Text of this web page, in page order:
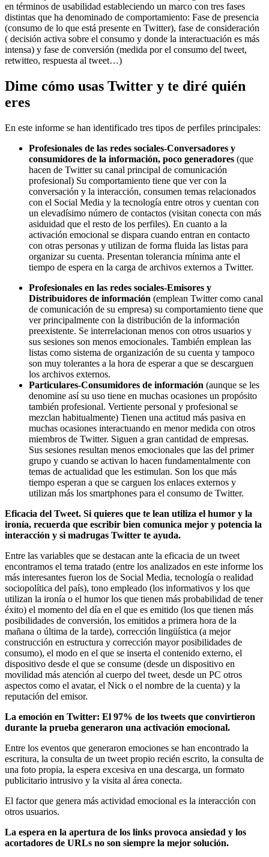
en términos de usabilidad estableciendo un marco con tres fases
distintas que ha denominado de comportamiento: Fase de presencia
(consumo de lo que está presente en Twitter), fase de consideración
( decisión activa sobre el consumo y donde la interactuación es más
intensa) y fase de conversión (medida por el consumo del tweet,
retwitteo, respuesta al tweet…)
Dime cómo usas Twitter y te diré quién
eres
En este informe se han identificado tres tipos de perfiles principales:
Profesionales de las redes sociales-Conversadores y
consumidores de la información, poco generadores (que
hacen de Twitter su canal principal de comunicación
profesional) Su comportamiento tiene que ver con la
conversación y la interacción, consumen temas relacionados
con el Social Media y la tecnología entre otros y cuentan con
un elevadísimo número de contactos (visitan conecta con más
asiduidad que el resto de los perfiles). En cuanto a la
activación emocional se dispara cuando entran en contacto
con otras personas y utilizan de forma fluida las listas para
organizar su cuenta. Presentan tolerancia mínima ante el
tiempo de espera en la carga de archivos externos a Twitter.
Profesionales en las redes sociales-Emisores y
Distribuidores de información (emplean Twitter como canal
de comunicación de su empresa) su comportamiento tiene que
ver principalmente con la distribución de la información
preexistente. Se interrelacionan menos con otros usuarios y
sus sesiones son menos emocionales. También emplean las
listas como sistema de organización de su cuenta y tampoco
son muy tolerantes a la hora de esperar a que se descarguen
los archivos externos.
Particulares-Consumidores de información (aunque se les
denomine así su uso tiene en muchas ocasiones un propósito
también profesional. Vertiente personal y profesional se
mezclan habitualmente) Tienen una actitud más pasiva en
muchas ocasiones interactuando en menor medida con otros
miembros de Twitter. Siguen a gran cantidad de empresas.
Sus sesiones resultan menos emocionales que las del primer
grupo y cuando se activan lo hacen fundamentalmente con
temas de actualidad que les estimulan. Son los que más
tiempo esperan a que se carguen los enlaces externos y
utilizan más los smartphones para el consumo de Twitter.
Eficacia del Tweet. Si quieres que te lean utiliza el humor y la
ironía, recuerda que escribir bien comunica mejor y potencia la
interacción y si madrugas Twitter te ayuda.
Entre las variables que se destacan ante la eficacia de un tweet
encontramos el tema tratado (entre los analizados en este informe los
más interesantes fueron los de Social Media, tecnología o realidad
sociopolítica del país), tono empleado (los informativos y los que
utilizan la ironía o el humor los que tienen más probabilidad de tener
éxito) el momento del día en el que es emitido (los que tienen más
posibilidades de conversión, los emitidos a primera hora de la
mañana o última de la tarde), corrección lingüística (a mejor
construcción en estructura y corrección mayor posibilidades de
consumo), el modo en el que se inserta el contenido externo, el
dispositivo desde el que se consume (desde un dispositivo en
movilidad más atención al cuerpo del tweet, desde un PC otros
aspectos como el avatar, el Nick o el nombre de la cuenta) y la
reputación del emisor.
La emoción en Twitter: El 97% de los tweets que convirtieron
durante la prueba generaron una activación emocional.
Entre los eventos que generaron emociones se han encontrado la
escritura, la consulta de un tweet propio recién escrito, la consulta de
una foto propia, la espera excesiva en una descarga, un formato
publicitario intrusivo y la visita al área conecta.
El factor que genera más actividad emocional es la interacción con
otros usuarios.
La espera en la apertura de los links provoca ansiedad y los
acortadores de URLs no son siempre la mejor solución.